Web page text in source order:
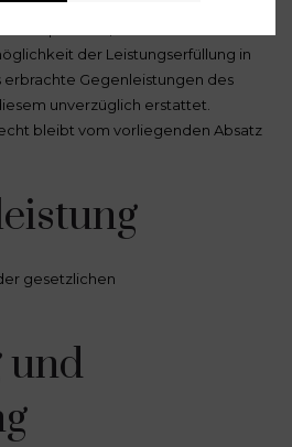
verpflichtet, den Kunden
der Leistungserfüllung in
erbrachte Gegenleistungen des
unverzüglich erstattet.
bleibt vom vorliegenden Absatz
gesetzlichen
und